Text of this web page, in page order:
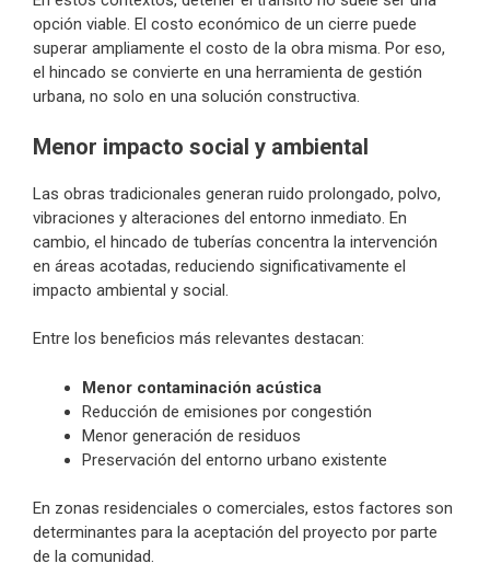
opción viable. El costo económico de un cierre puede
superar ampliamente el costo de la obra misma. Por eso,
el hincado se convierte en una herramienta de gestión
urbana, no solo en una solución constructiva.
Menor impacto social y ambiental
Las obras tradicionales generan ruido prolongado, polvo,
vibraciones y alteraciones del entorno inmediato. En
cambio, el hincado de tuberías concentra la intervención
en áreas acotadas, reduciendo significativamente el
impacto ambiental y social.
Entre los beneficios más relevantes destacan:
Menor contaminación acústica
Reducción de emisiones por congestión
Menor generación de residuos
Preservación del entorno urbano existente
En zonas residenciales o comerciales, estos factores son
determinantes para la aceptación del proyecto por parte
de la comunidad.